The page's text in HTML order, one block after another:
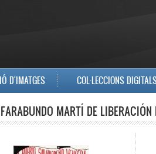
D'IMATGES COL·LECCIONS
FARABUNDO MARTÍ DE